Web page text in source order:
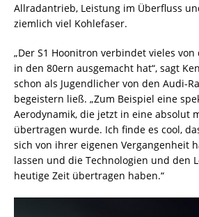
Allradantrieb, Leistung im Überfluss
ziemlich viel Kohlefaser.
„Der S1 Hoonitron verbindet vieles von
in den 80ern ausgemacht hat“, sagt
schon als Jugendlicher von den Audi-
begeistern ließ. „Zum Beispiel eine
Aerodynamik, die jetzt in eine absolut
übertragen wurde. Ich finde es cool,
sich von ihrer eigenen Vergangenheit
lassen und die Technologien und den
heutige Zeit übertragen haben.“